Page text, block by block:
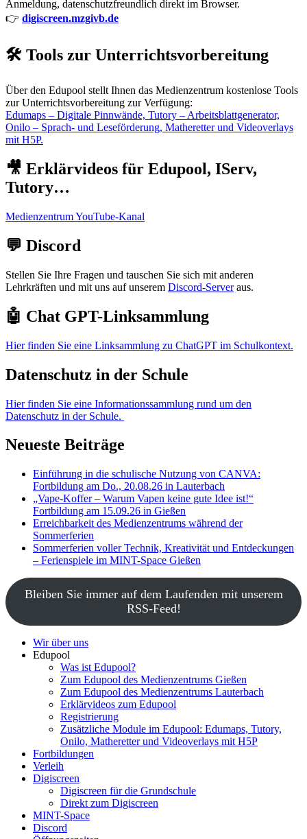
Anmeldung, datenschutzfreundlich direkt im Browser.
👉 digiscreen.mzgivb.de
🛠️ Tools zur Unterrichtsvorbereitung
Über den Edupool stellt Ihnen das Medienzentrum kostenlose Tools
zur Unterrichtsvorbereitung zur Verfügung:
Edumaps – Digitale Pinnwände, Tutory – Arbeitsblattgenerator,
Onilo – Sprach- und Leseförderung, Matheretter und Videoverlays
mit H5P.
🎥 Erklärvideos für Edupool, IServ,
Tutory…
Medienzentrum YouTube-Kanal
💬 Discord
Stellen Sie Ihre Fragen und tauschen Sie sich mit anderen
Lehrkräften und mit uns auf unserem Discord-Serveraus.
🤖 Chat GPT-Linksammlung
Hier finden Sie eine Linksammlung zu ChatGPT im Schulkontext.
Datenschutz in der Schule
Hier finden Sie eine Informationssammlung rund um den
Datenschutz in der Schule.
Neueste Beiträge
Einführung in die schulische Nutzung von CANVA:
Fortbildung am Do., 20.08.26 in Lauterbach
„Vape-Koffer – Warum Vapen keine gute Idee ist!“
Fortbildung am 15.09.26 in Gießen
Erreichbarkeit des Medienzentrums während der
Sommerferien
Sommerferien voller Technik, Kreativität und Entdeckungen
– Ferienspiele im MINT-Space Gießen
Bleiben Sie immer auf dem Laufenden mit unserem
RSS-Feed!
Wir über uns
Edupool
Was ist Edupool?
Zum Edupool des Medienzentrums Gießen
Zum Edupool des Medienzentrums Lauterbach
Erklärvideos zum Edupool
Registrierung
Zusätzliche Module im Edupool: Edumaps, Tutory,
Onilo, Matheretter und Videoverlays mit H5P
Fortbildungen
Verleih
Digiscreen
Digiscreen für die Grundschule
Direkt zum Digiscreen
MINT-Space
Discord